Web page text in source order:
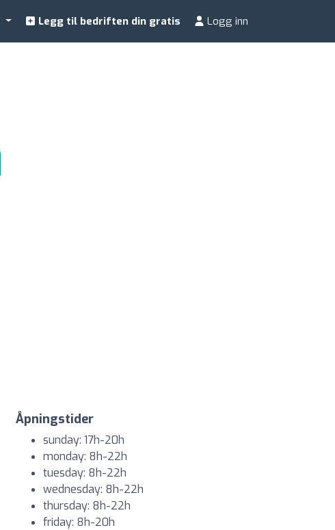
Legg til bedriften din gratis Logg inn
Åpningstider
sunday: 17h-20h
monday: 8h-22h
tuesday: 8h-22h
wednesday: 8h-22h
thursday: 8h-22h
friday: 8h-20h